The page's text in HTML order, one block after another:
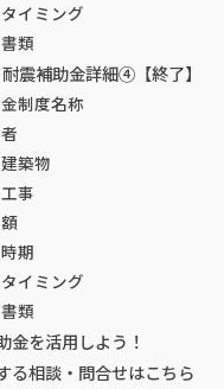
イミング
類
震補助金詳細④【終了】
制度名称
築物
事
期
イミング
類
金を活用しよう！
る相談・問合せはこちら